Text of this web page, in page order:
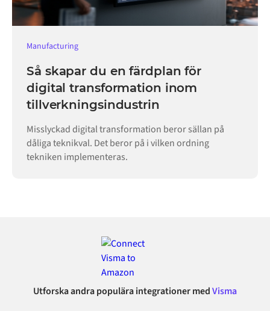
Manufacturing
Så skapar du en färdplan för
digital transformation inom
tillverkningsindustrin
Misslyckad digital transformation beror sällan på
dåliga teknikval. Det beror på i vilken ordning
tekniken implementeras.
Utforska andra populära integrationer medVisma